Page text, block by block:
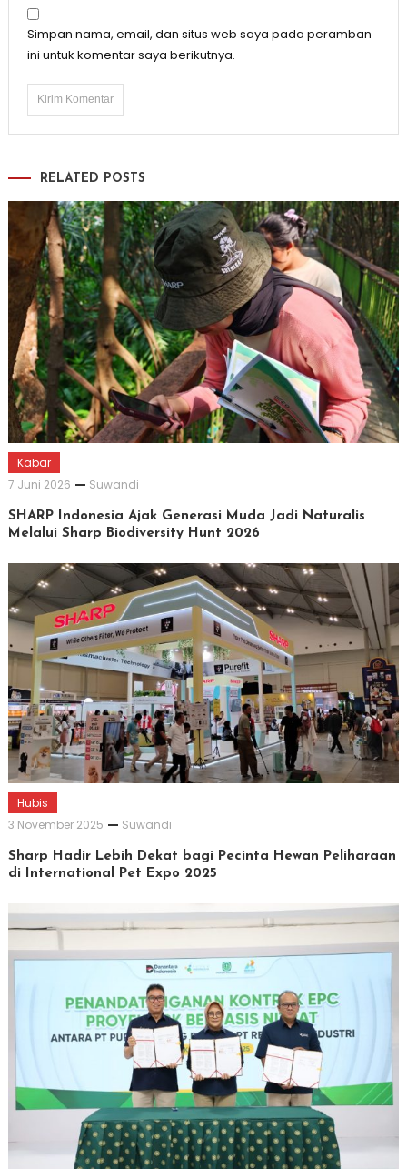
Simpan nama, email, dan situs web saya pada peramban
ini untuk komentar saya berikutnya.
RELATED POSTS
Kabar
7 Juni 2026
Suwandi
SHARP Indonesia Ajak Generasi Muda Jadi Naturalis
Melalui Sharp Biodiversity Hunt 2026
Hubis
3 November 2025
Suwandi
Sharp Hadir Lebih Dekat bagi Pecinta Hewan Peliharaan
di International Pet Expo 2025